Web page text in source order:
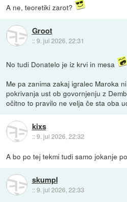
A ne, teoretiki zarot?
Groot
::9. jul 2026, 22:31
No tudi Donatelo je iz krvi in mesa
Me pa zanima zakaj igralec Maroka
pokrivanja ust ob govornjenju z
očitno to pravilo ne velja če sta oba
kixs
::9. jul 2026, 22:32
A bo po tej tekmi tudi samo jokanje
skumpl
::9. jul 2026, 22:33